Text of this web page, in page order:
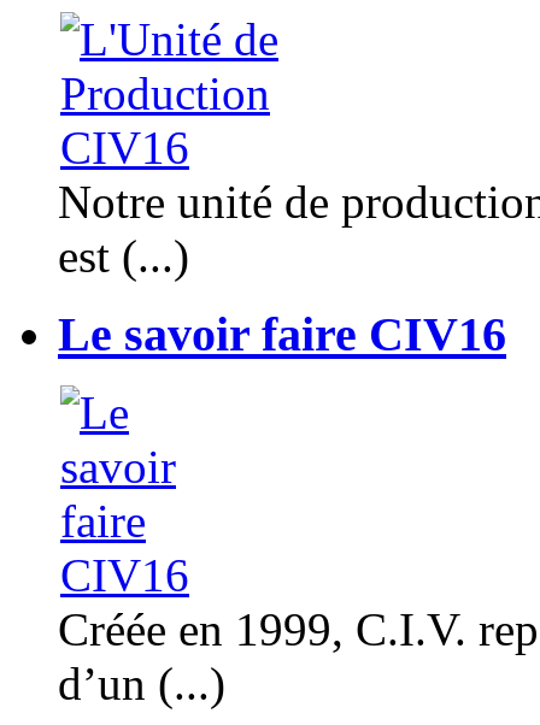
Notre unité de
est (...)
Le savoir faire CIV16
Créée en 1999, C.I.V.
d’un (...)